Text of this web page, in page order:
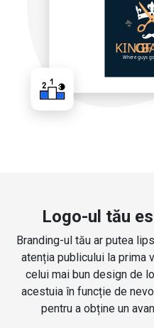
Logo-ul tău
Branding-ul tău ar putea
atenția publicului la prima
celui mai bun design de
acestuia în funcție de
pentru a obține un